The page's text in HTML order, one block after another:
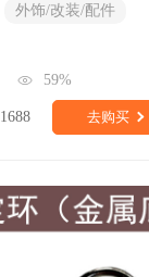
外饰/改装/配件
59%
1688 去购买